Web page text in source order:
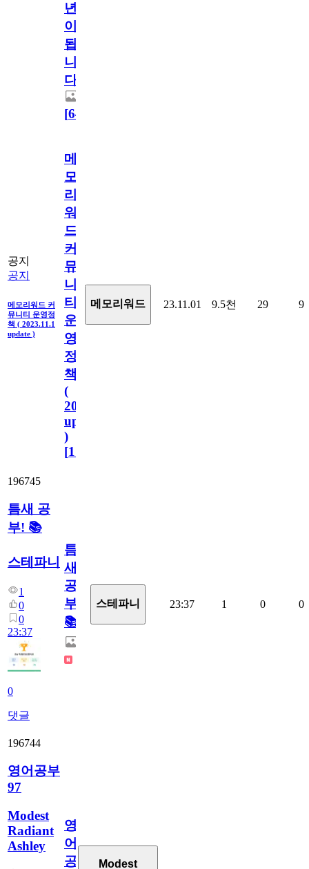
년
이
됩
니
다.
[64
공지
공지
메모리워드 커
뮤니티 운영정
책 ( 2023.11.1
update )
메
모
리
워
드
커
뮤
니
티
운
영
정
책
(
2023.11.1
update
)
[110
메모리워드 23.11.01 9.5천 29 9
196745
틈새 공
부! 📚
스테파니
1
0
0
23:37
0
댓글
틈
새
공
부!
📚
스테파니 23:37 1 0 0
196744
영어공부
97
Modest
Radiant
Ashley
영
어
공
Modest